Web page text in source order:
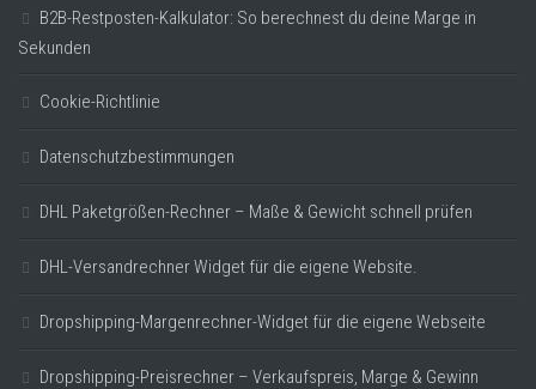
B2B-Restposten-Kalkulator: So berechnest du deine Marge in
Sekunden
Cookie-Richtlinie
Datenschutzbestimmungen
DHL Paketgrößen-Rechner – Maße & Gewicht schnell prüfen
DHL-Versandrechner Widget für die eigene Website.
Dropshipping-Margenrechner-Widget für die eigene Webseite
Dropshipping-Preisrechner – Verkaufspreis, Marge & Gewinn